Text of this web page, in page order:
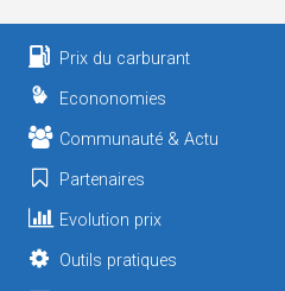
Prix du carburant
Econonomies
Communauté & Actu
Partenaires
Evolution prix
Outils pratiques